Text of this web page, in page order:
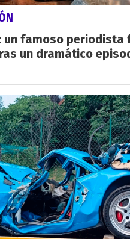
un famoso periodista
un dramático